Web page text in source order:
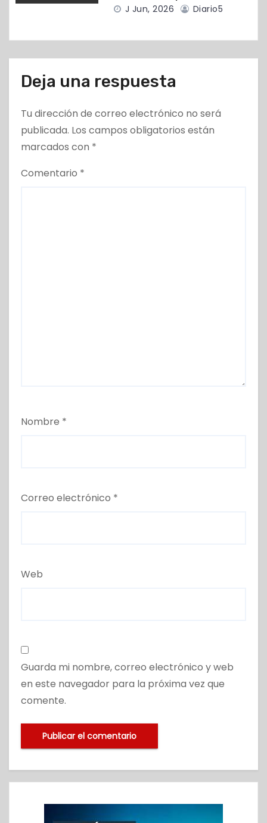
a
J Jun, 2026 Diario5
Deja una respuesta
Tu dirección de correo electrónico no será
publicada. Los campos obligatorios están
marcados con *
Comentario *
Nombre *
Correo electrónico *
Web
Guarda mi nombre, correo electrónico y web
en este navegador para la próxima vez que
comente.